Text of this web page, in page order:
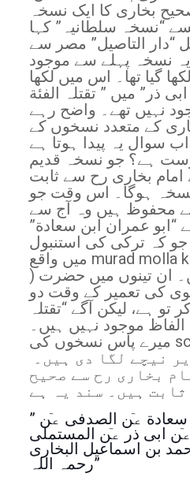
بخاری کا ایک نسخہ
“نسخہ سلطانیہ” کہا
“دار التاصیل” مصر سے
نسخہ پہلے سے موجود
گیا تھا۔ اس میں لکھا
ذر” میں ” تقتلہ الفئة
نہیں تھے۔ واضح رہے
کے متعدد نسخوں کے
سوال یہ پیدا ہوتا ہے
ہے؟ جو نسخہ قدیم
امام بخاری رح سے ثابت
ہوگا۔ اس وقت جو
محفوظ ہیں وہ آج سے
پرانے “ابو عمران ابن سعادة”
کہ ترکی کی استنبول
میں واقع murad molla kütüphanesi ( library
) میں موجود ہیں۔ ان تینوں میں حضرت
کی تعمیر کے وقت دو
تو ہے، لیکن آگے “تقتلہ
الفاظ موجود نہیں ہیں۔
میرے پاس نسخوں کی scanned copies
بخاری رح سے صحیح
ہیں۔ سند یہ ہے
” کتب ابوعمران ابن سعادة عٙن الصدفی عٙن
عٙن ابی ذر عٙن المستملی
بن اسماعیل البخاری
رحمہ اللہ”